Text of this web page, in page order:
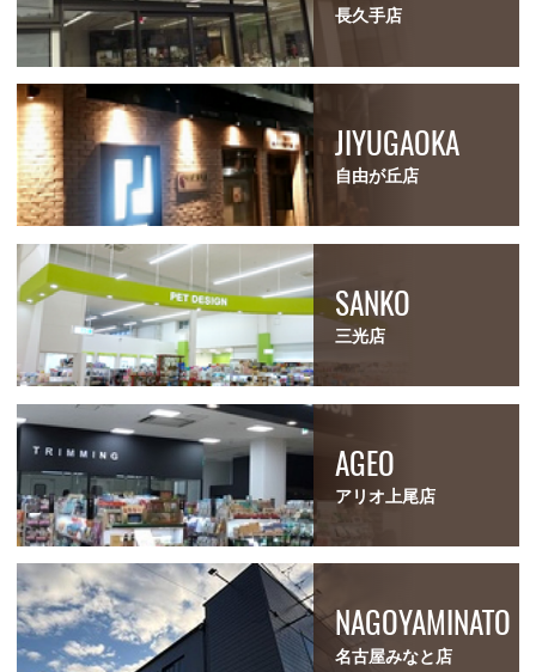
長久手店
JIYUGAOKA
自由が丘店
SANKO
三光店
AGEO
アリオ上尾店
NAGOYAMINATO
名古屋みなと店